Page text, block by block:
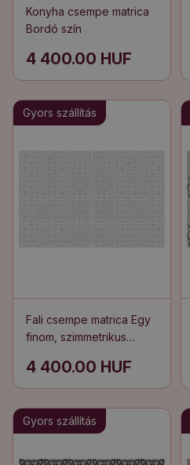
Konyha csempe matrica
Bordó szín
4 400.00 HUF
Gyors szállítás
Fali csempe matrica Egy
finom, szimmetrikus
4 400.00 HUF
Gyors szállítás